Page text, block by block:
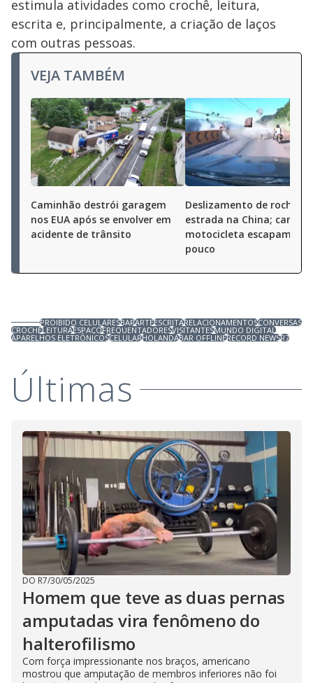
estimula atividades como crochê, leitura,
escrita e, principalmente, a criação de laços
com outras pessoas.
VEJA TAMBÉM
Caminhão destrói garagem
nos EUA após se envolver em
acidente de trânsito
Deslizamento de rochas
estrada na China; carro e
motocicleta escapam por
pouco
PROIBIDO CELULARESBARARTEESCRITARELACIONAMENTOSCONVERSAS
CROCHÊLEITURAESPAÇOFREQUENTADORESVISITANTESMUNDO DIGITAL
APARELHOS ELETRÔNICOSCELULARHOLANDABAR OFFLINERECORD NEWSR7
Últimas
DO R7/30/05/2025
Homem que teve as duas pernas
amputadas vira fenômeno do
halterofilismo
Com força impressionante nos braços, americano
mostrou que amputação de membros inferiores não foi